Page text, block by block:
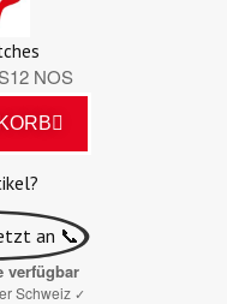
NOS
an 📞
verfügbar
Schweiz ✓